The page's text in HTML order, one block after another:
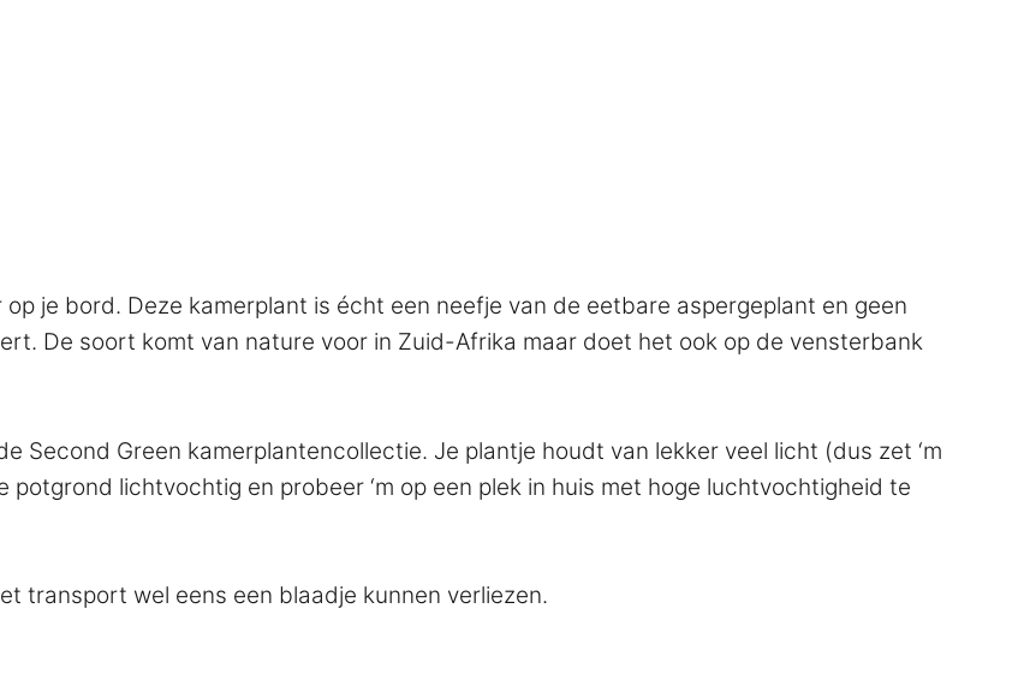
je bord. Deze kamerplant is écht een neefje van de eetbare aspergeplant en geen
De soort komt van nature voor in Zuid-Afrika maar doet het ook op de vensterbank
Second Green kamerplantencollectie. Je plantje houdt van lekker veel licht (dus zet ‘m
lichtvochtig en probeer ‘m op een plek in huis met hoge luchtvochtigheid te
transport wel eens een blaadje kunnen verliezen.